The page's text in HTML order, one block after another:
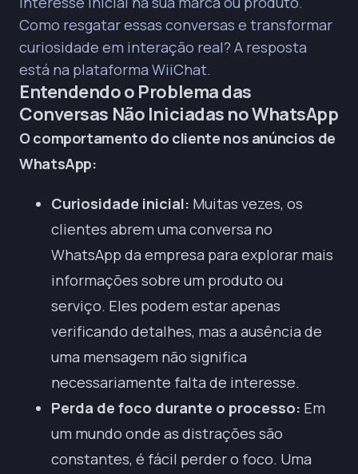
Como resgatar essas conversas e transformar
curiosidade em interação real? A resposta
está na plataforma WiiChat.
Entendendo o Problema das
Conversas Não Iniciadas no WhatsApp
O comportamento do cliente nos anúncios de
WhatsApp:
Curiosidade inicial: Muitas vezes, os
clientes abrem uma conversa no
WhatsApp da empresa para explorar mais
informações sobre um produto ou
serviço. Eles podem estar apenas
verificando detalhes, mas a ausência de
uma mensagem não significa
necessariamente falta de interesse.
Perda de foco durante o processo: Em
um mundo onde as distrações são
constantes, é fácil perder o foco. Uma